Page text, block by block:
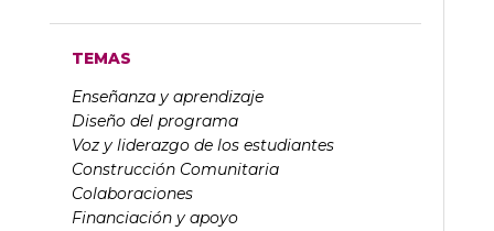
TEMAS
Enseñanza y aprendizaje
Diseño del programa
Voz y liderazgo de los estudiantes
Construcción Comunitaria
Colaboraciones
Financiación y apoyo